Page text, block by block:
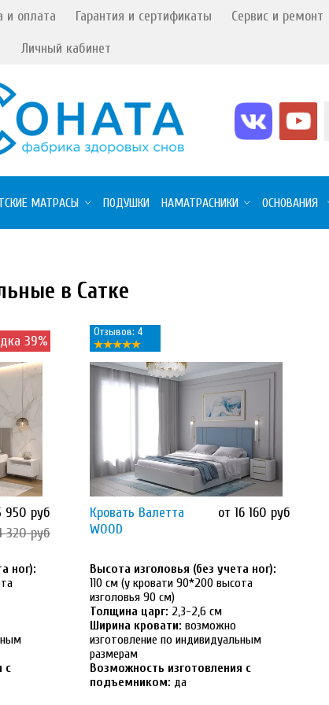
и оплата Гарантия и сертификаты Сервис и ремонт
Личный кабинет
МАТРАСЫ ПОДУШКИ НАМАТРАСНИКИ ОСНОВАНИЯ
в Сатке
39%
950 руб
320 руб
ног):
с
Отзывов: 4
Кровать Валетта
WOOD
от 16 160 руб
Высота изголовья (без учета ног):
110 см (у кровати 90*200 высота
изголовья 90 см)
Толщина царг: 2,3-2,6 см
Ширина кровати: возможно
изготовление по индивидуальным
размерам
Возможность изготовления с
подъемником: да